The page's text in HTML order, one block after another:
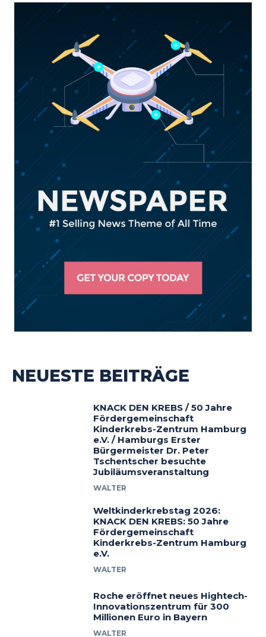
NEUESTE BEITRÄGE
KNACK DEN KREBS / 50 Jahre
Fördergemeinschaft
Kinderkrebs-Zentrum Hamburg
e.V. / Hamburgs Erster
Bürgermeister Dr. Peter
Tschentscher besuchte
Jubiläumsveranstaltung
WALTER
Weltkinderkrebstag 2026:
KNACK DEN KREBS: 50 Jahre
Fördergemeinschaft
Kinderkrebs-Zentrum Hamburg
e.V.
WALTER
Roche eröffnet neues Hightech-
Innovationszentrum für 300
Millionen Euro in Bayern
WALTER